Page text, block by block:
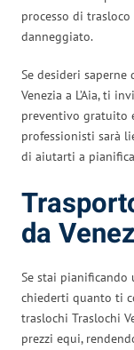
processo di
danneggiato.
Se desideri
Venezia a L’Aia, ti
preventivo gratuito
professionisti sarà
di aiutarti a
da
Se stai pianificando
chiederti quanto ti
traslochi Traslochi
prezzi equi,